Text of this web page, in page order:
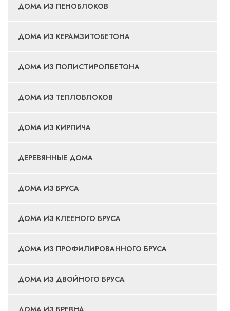
ДОМА ИЗ ПЕНОБЛОКОВ
ДОМА ИЗ КЕРАМЗИТОБЕТОНА
ДОМА ИЗ ПОЛИСТИРОЛБЕТОНА
ДОМА ИЗ ТЕПЛОБЛОКОВ
ДОМА ИЗ КИРПИЧА
ДЕРЕВЯННЫЕ ДОМА
ДОМА ИЗ БРУСА
ДОМА ИЗ КЛЕЕНОГО БРУСА
ДОМА ИЗ ПРОФИЛИРОВАННОГО БРУСА
ДОМА ИЗ ДВОЙНОГО БРУСА